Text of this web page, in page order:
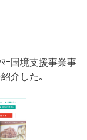
ｰ国境支援事業事
介した｡